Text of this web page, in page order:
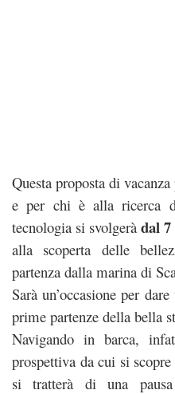
Questaproposta di vacanza
e per chi è alla ricerca
tecnologia si svolgeràdal
alla scoperta delle
partenza dalla marina di
Sarà un’occasione per
prime partenze della bella
Navigando in barca,
prospettiva da cui si
si tratterà di una